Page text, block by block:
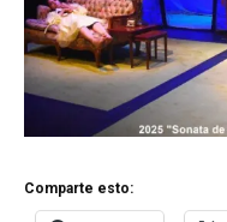
Comparte esto: